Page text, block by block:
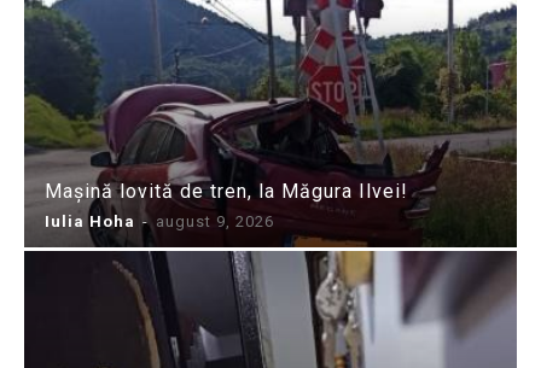
Mașină lovită de tren, la Măgura Ilvei!
Iulia Hoha - august 9, 2026